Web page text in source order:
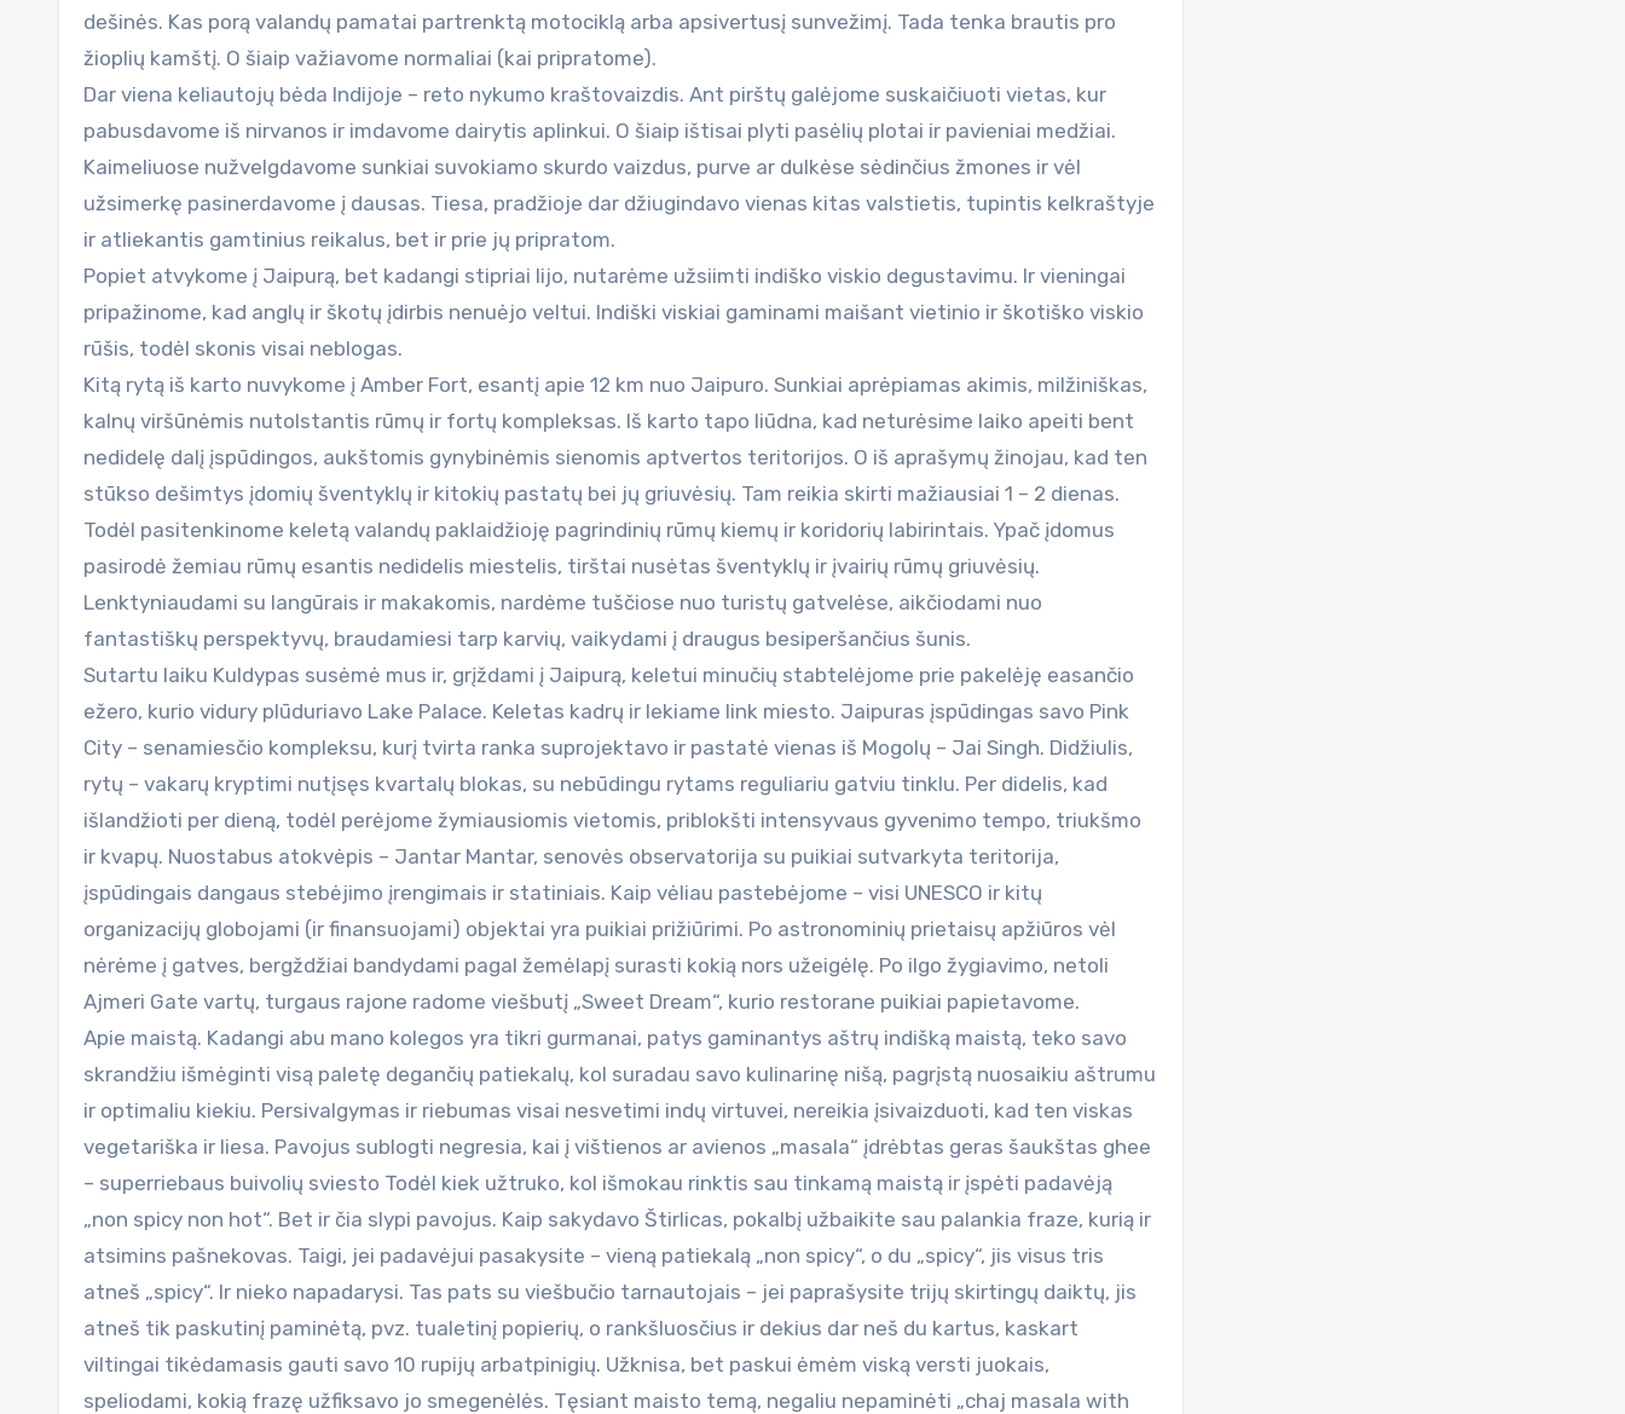
dešinės. Kas porą valandų pamatai partrenktą motociklą arba apsivertusį sunvežimį. Tada tenka brautis pro
žioplių kamštį. O šiaip važiavome normaliai (kai pripratome).
Dar viena keliautojų bėda Indijoje – reto nykumo kraštovaizdis. Ant pirštų galėjome suskaičiuoti vietas, kur
pabusdavome iš nirvanos ir imdavome dairytis aplinkui. O šiaip ištisai plyti pasėlių plotai ir pavieniai medžiai.
Kaimeliuose nužvelgdavome sunkiai suvokiamo skurdo vaizdus, purve ar dulkėse sėdinčius žmones ir vėl
užsimerkę pasinerdavome į dausas. Tiesa, pradžioje dar džiugindavo vienas kitas valstietis, tupintis kelkraštyje
ir atliekantis gamtinius reikalus, bet ir prie jų pripratom.
Popiet atvykome į Jaipurą, bet kadangi stipriai lijo, nutarėme užsiimti indiško viskio degustavimu. Ir vieningai
pripažinome, kad anglų ir škotų įdirbis nenuėjo veltui. Indiški viskiai gaminami maišant vietinio ir škotiško viskio
rūšis, todėl skonis visai neblogas.
Kitą rytą iš karto nuvykome į Amber Fort, esantį apie 12 km nuo Jaipuro. Sunkiai aprėpiamas akimis, milžiniškas,
kalnų viršūnėmis nutolstantis rūmų ir fortų kompleksas. Iš karto tapo liūdna, kad neturėsime laiko apeiti bent
nedidelę dalį įspūdingos, aukštomis gynybinėmis sienomis aptvertos teritorijos. O iš aprašymų žinojau, kad ten
stūkso dešimtys įdomių šventyklų ir kitokių pastatų bei jų griuvėsių. Tam reikia skirti mažiausiai 1 – 2 dienas.
Todėl pasitenkinome keletą valandų paklaidžioję pagrindinių rūmų kiemų ir koridorių labirintais. Ypač įdomus
pasirodė žemiau rūmų esantis nedidelis miestelis, tirštai nusėtas šventyklų ir įvairių rūmų griuvėsių.
Lenktyniaudami su langūrais ir makakomis, nardėme tuščiose nuo turistų gatvelėse, aikčiodami nuo
fantastiškų perspektyvų, braudamiesi tarp karvių, vaikydami į draugus besiperšančius šunis.
Sutartu laiku Kuldypas susėmė mus ir, grįždami į Jaipurą, keletui minučių stabtelėjome prie pakelėję easančio
ežero, kurio vidury plūduriavo Lake Palace. Keletas kadrų ir lekiame link miesto. Jaipuras įspūdingas savo Pink
City – senamiesčio kompleksu, kurį tvirta ranka suprojektavo ir pastatė vienas iš Mogolų – Jai Singh. Didžiulis,
rytų – vakarų kryptimi nutįsęs kvartalų blokas, su nebūdingu rytams reguliariu gatviu tinklu. Per didelis, kad
išlandžioti per dieną, todėl perėjome žymiausiomis vietomis, priblokšti intensyvaus gyvenimo tempo, triukšmo
ir kvapų. Nuostabus atokvėpis – Jantar Mantar, senovės observatorija su puikiai sutvarkyta teritorija,
įspūdingais dangaus stebėjimo įrengimais ir statiniais. Kaip vėliau pastebėjome – visi UNESCO ir kitų
organizacijų globojami (ir finansuojami) objektai yra puikiai prižiūrimi. Po astronominių prietaisų apžiūros vėl
nėrėme į gatves, bergždžiai bandydami pagal žemėlapį surasti kokią nors užeigėlę. Po ilgo žygiavimo, netoli
Ajmeri Gate vartų, turgaus rajone radome viešbutį „Sweet Dream“, kurio restorane puikiai papietavome.
Apie maistą. Kadangi abu mano kolegos yra tikri gurmanai, patys gaminantys aštrų indišką maistą, teko savo
skrandžiu išmėginti visą paletę degančių patiekalų, kol suradau savo kulinarinę nišą, pagrįstą nuosaikiu aštrumu
ir optimaliu kiekiu. Persivalgymas ir riebumas visai nesvetimi indų virtuvei, nereikia įsivaizduoti, kad ten viskas
vegetariška ir liesa. Pavojus sublogti negresia, kai į vištienos ar avienos „masala“ įdrėbtas geras šaukštas ghee
– superriebaus buivolių sviesto Todėl kiek užtruko, kol išmokau rinktis sau tinkamą maistą ir įspėti padavėją
„non spicy non hot“. Bet ir čia slypi pavojus. Kaip sakydavo Štirlicas, pokalbį užbaikite sau palankia fraze, kurią ir
atsimins pašnekovas. Taigi, jei padavėjui pasakysite – vieną patiekalą „non spicy“, o du „spicy“, jis visus tris
atneš „spicy“. Ir nieko napadarysi. Tas pats su viešbučio tarnautojais – jei paprašysite trijų skirtingų daiktų, jis
atneš tik paskutinį paminėtą, pvz. tualetinį popierių, o rankšluosčius ir dekius dar neš du kartus, kaskart
viltingai tikėdamasis gauti savo 10 rupijų arbatpinigių. Užknisa, bet paskui ėmėm viską versti juokais,
speliodami, kokią frazę užfiksavo jo smegenėlės. Tęsiant maisto temą, negaliu nepaminėti „chaj masala with